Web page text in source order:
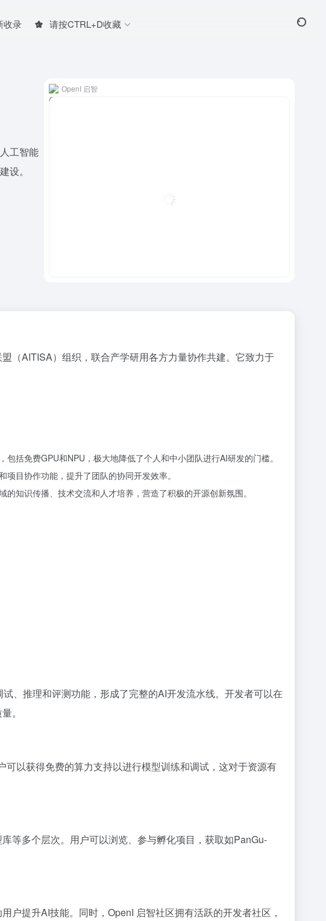
收录 请按CTRL+D收藏
工智能
设。
OpenI 启智
（AITISA）组织，联合产学研用各方力量协作共建。它致力于
括免费GPU和NPU，极大地降低了个人和中小团队进行AI研发的门槛。
目协作功能，提升了团队的协同开发效率。
知识传播、技术交流和人才培养，营造了积极的开源创新氛围。
、推理和评测功能，形成了完整的AI开发流水线。开发者可以在
。
以获得免费的算力支持以进行模型训练和调试，这对于资源有
等多个层次。用户可以浏览、参与孵化项目，获取如PanGu-
户提升AI技能。同时，OpenI 启智社区拥有活跃的开发者社区，